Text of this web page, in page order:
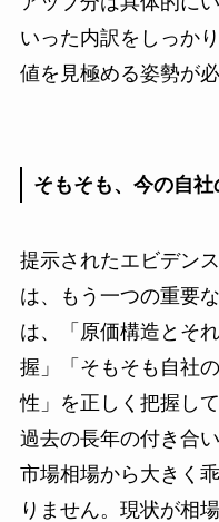
いった内訳をしっか
値を見極める姿勢が必
そもそも、今の自
提示されたエビデン
は、もう一つの重要
は、「原価構造とそ
握」「そもそも自社
性」を正しく把握し
過去の長年の付き合
市場相場から大きく
りません。現状が相